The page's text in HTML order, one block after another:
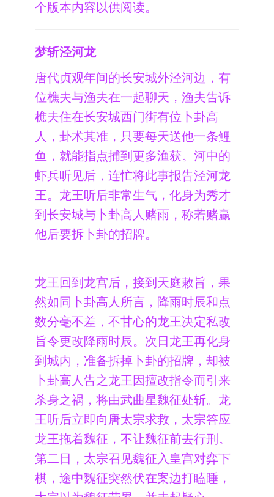
个版本内容以供阅读。
梦斩泾河龙
唐代贞观年间的长安城外泾河边，有
位樵夫与渔夫在一起聊天，渔夫告诉
樵夫住在长安城西门街有位卜卦高
人，卦术其准，只要每天送他一条鲤
鱼，就能指点捕到更多渔获。河中的
虾兵听见后，连忙将此事报告泾河龙
王。龙王听后非常生气，化身为秀才
到长安城与卜卦高人赌雨，称若赌赢
他后要拆卜卦的招牌。
龙王回到龙宫后，接到天庭敕旨，果
然如同卜卦高人所言，降雨时辰和点
数分毫不差，不甘心的龙王决定私改
旨令更改降雨时辰。次日龙王再化身
到城内，准备拆掉卜卦的招牌，却被
卜卦高人告之龙王因擅改指令而引来
杀身之祸，将由武曲星魏征处斩。龙
王听后立即向唐太宗求救，太宗答应
龙王拖着魏征，不让魏征前去行刑。
第二日，太宗召见魏征入皇宫对弈下
棋，途中魏征突然伏在案边打瞌睡，